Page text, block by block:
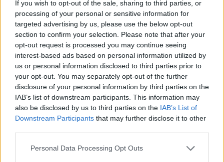
If you wish to opt-out of the sale, sharing to third parties, or
processing of your personal or sensitive information for
targeted advertising by us, please use the below opt-out
section to confirm your selection. Please note that after your
opt-out request is processed you may continue seeing
interest-based ads based on personal information utilized by
us or personal information disclosed to third parties prior to
your opt-out. You may separately opt-out of the further
disclosure of your personal information by third parties on the
IAB’s list of downstream participants. This information may
also be disclosed by us to third parties on the IAB’s List of
Downstream Participants that may further disclose it to other
Personal Data Processing Opt Outs
[ΠΗΓΗ]
ΔΙΑΦΗΜΙΣΗ